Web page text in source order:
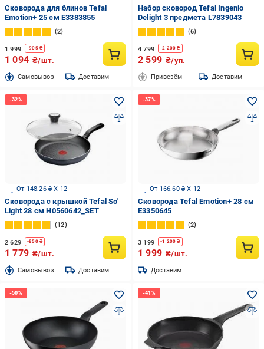
Сковорода для блинов Tefal
Emotion+ 25 см E3383855
2
1 999 -905₴
1 094 ₴/шт.
Cамовывоз Доставим
Набор сковород Tefal Ingenio
Delight 3 предмета L7839043
6
4 799 -2 200 ₴
2 599 ₴/уп.
Привезём Доставим
От 148.26 ₴ X 12
Сковорода с крышкой Tefal So'
Light 28 см H0560642_SET
12
2 629 -850₴
1 779 ₴/шт.
Cамовывоз Доставим
От 166.60 ₴ X 12
Сковорода Tefal Emotion+ 28 см
E3350645
2
3 199 -1 200 ₴
1 999 ₴/шт.
Доставим